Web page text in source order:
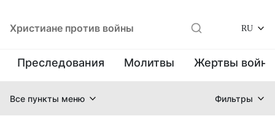
Христиане против войны RU
Преследования Молитвы Жертвы
Все пункты меню Фильтры